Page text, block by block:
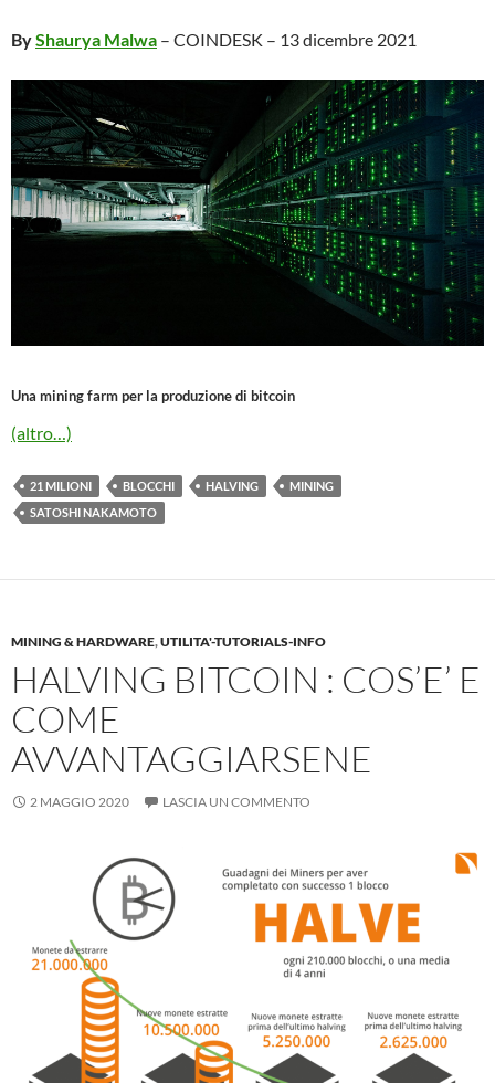
ByShaurya Malwa – COINDESK – 13 dicembre 2021
Una mining farm per la produzione di bitcoin
(altro…)
21 MILIONI BLOCCHI HALVING
MINING
SATOSHI NAKAMOTO
MINING & HARDWARE,UTILITA'-TUTORIALS-INFO
HALVING BITCOIN : COS’E’ E
COME
AVVANTAGGIARSENE
2 MAGGIO 2020 LASCIA UN COMMENTO